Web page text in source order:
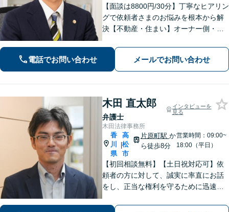
【面談は8800円/30分】丁寧なヒアリン
グで依頼者さまのお悩みを根本から解
決【不動産・住まい】オーナー側・借
遺言】他士業との連携でスピーディー
に解決します【夜間・休日相談可】
【個室完備】【瓦町駅10分】
電話でお問い合わせ メールでお問い合わせ
木田 直太郎
弁護士
インタビューを
見る
木田法律事務所
香
川
県
|
高
松
市
片原町駅 か
ら徒歩8分
営業時間：09:00~
18:00（平日）
【初回相談無料】【土日祝対応可】依
頼者の方に対して、誠実に率直にお話
をし、正当な権利を守るために迅速に
テラン弁護士のノウハウと、若手弁護